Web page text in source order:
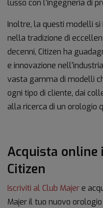
lusso con l'ingegneria di
Inoltre, la questi modelli
nella tradizione di
decenni, Citizen ha
e innovazione
vasta gamma di modelli
ogni tipo di cliente, dai
alla ricerca di un orologio
Acquista
Citizen
Iscriviti al Club Majere
Majer il tuo nuovo